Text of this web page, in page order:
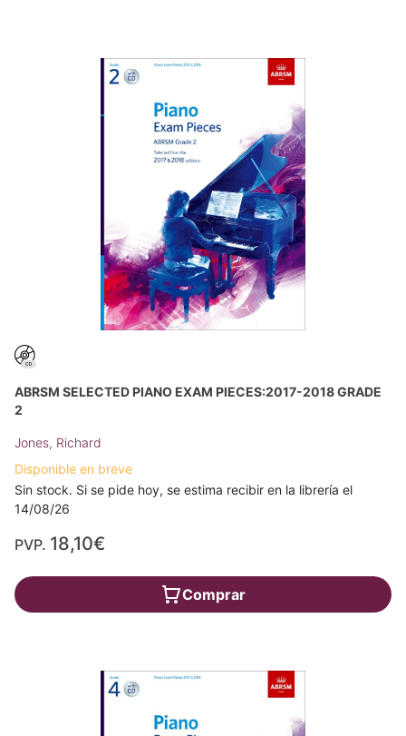
ABRSM SELECTED PIANO EXAM PIECES:2017-2018 GRADE
2
Jones, Richard
Disponible en breve
Sin stock. Si se pide hoy, se estima recibir en la librería el
14/08/26
PVP. 18,10€
Comprar